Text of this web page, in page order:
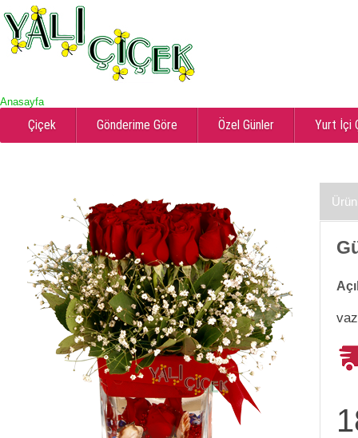
Anasayfa
Çiçek Gönderime Göre Özel Günler Yurt İçi